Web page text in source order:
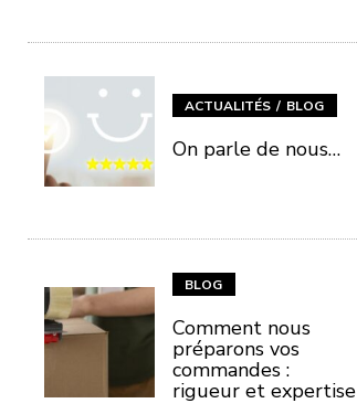
ACTUALITÉS BLOG
On parle de nous…
BLOG
Comment nous
préparons vos
commandes :
rigueur et expertise